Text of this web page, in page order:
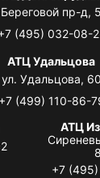
Береговой пр-д, 5
(495) 032-08-
АТЦ Удальцова
ул. Удальцова, 60
+7 (499) 110-86-
АТЦ
+7